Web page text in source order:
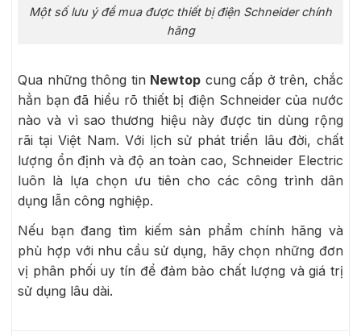
Một số lưu ý để mua được thiết bị điện Schneider chính
hãng
Qua những thông tin Newtop cung cấp ở trên, chắc
hẳn bạn đã hiểu rõ thiết bị điện Schneider của nước
nào và vì sao thương hiệu này được tin dùng rộng
rãi tại Việt Nam. Với lịch sử phát triển lâu đời, chất
lượng ổn định và độ an toàn cao, Schneider Electric
luôn là lựa chọn ưu tiên cho các công trình dân
dụng lẫn công nghiệp.
Nếu bạn đang tìm kiếm sản phẩm chính hãng và
phù hợp với nhu cầu sử dụng, hãy chọn những đơn
vị phân phối uy tín để đảm bảo chất lượng và giá trị
sử dụng lâu dài.